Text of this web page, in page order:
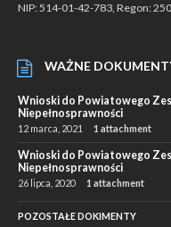
NIP: 514-01-42-783, Regon:
WAŻNE
Wnioski do Powiatowego
Niepełnosprawności
12 marca, 2021 1 attachment
Wnioski do Powiatowego
Niepełnosprawności
26 lipca, 2020 1 attachment
POZOSTAŁE DOKIMENTY